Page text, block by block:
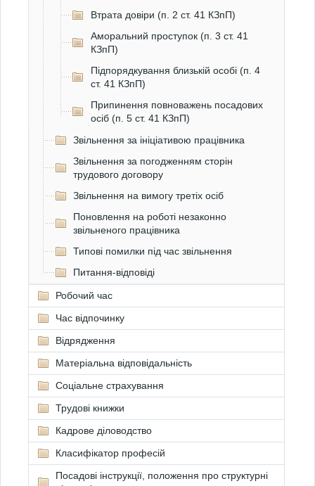
Втрата довіри (п. 2 ст. 41 КЗпП)
Аморальний проступок (п. 3 ст. 41
КЗпП)
Підпорядкування близькій особі (п. 4
ст. 41 КЗпП)
Припинення повноважень посадових
осіб (п. 5 ст. 41 КЗпП)
Звільнення за ініціативою працівника
Звільнення за погодженням сторін
трудового договору
Звільнення на вимогу третіх осіб
Поновлення на роботі незаконно
звільненого працівника
Типові помилки під час звільнення
Питання-відповіді
Робочий час
Час відпочинку
Відрядження
Матеріальна відповідальність
Соціальне страхування
Трудові книжки
Кадрове діловодство
Класифікатор професій
Посадові інструкції, положення про структурні